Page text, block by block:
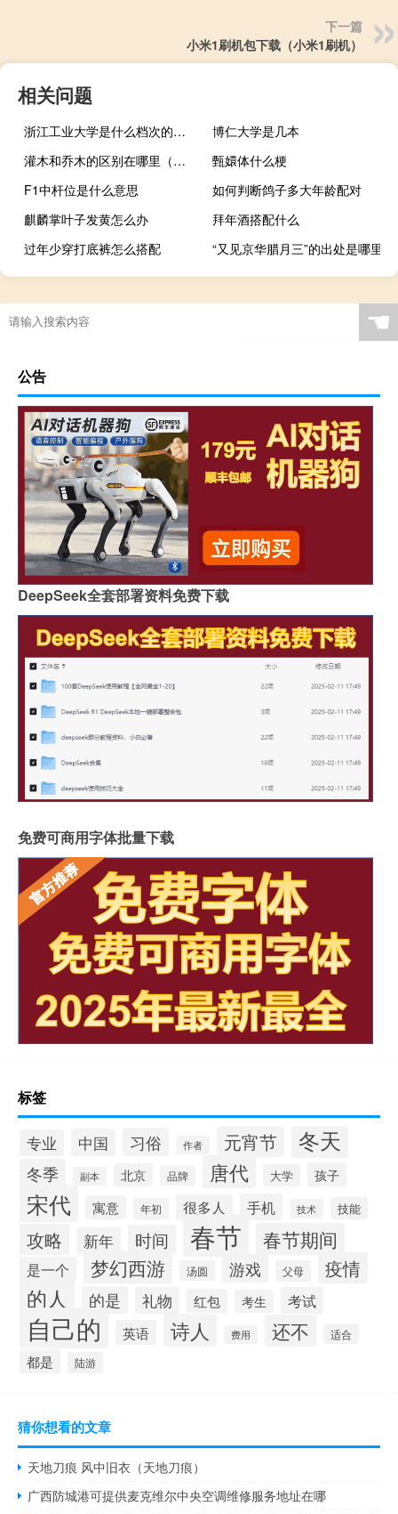
下一篇
小米1刷机包下载（小米1刷机）
相关问题
浙江工业大学是什么档次的学校
博仁大学是几本
灌木和乔木的区别在哪里（灌木和乔木的区别）
甄嬛体什么梗
F1中杆位是什么意思
如何判断鸽子多大年龄配对
麒麟掌叶子发黄怎么办
拜年酒搭配什么
过年少穿打底裤怎么搭配
“又见京华腊月三”的出处是哪里
☚
公告
DeepSeek全套部署资料免费下载
免费可商用字体批量下载
标签
专业 中国 习俗 作者 元宵节 冬天
冬季 副本 北京 品牌 唐代 大学 孩子
宋代 寓意 年初 很多人 手机 技术 技能
攻略 新年 时间 春节 春节期间
是一个 梦幻西游 汤圆 游戏 父母 疫情
的人 的是 礼物 红包 考生 考试
自己的 英语 诗人 费用 还不 适合
都是 陆游
猜你想看的文章
天地刀痕 风中旧衣（天地刀痕）
广西防城港可提供麦克维尔中央空调维修服务地址在哪